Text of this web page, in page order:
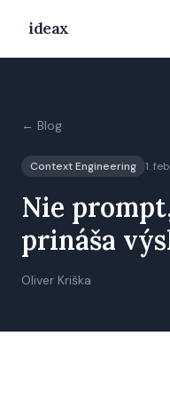
ideax
← Blog
Context Engineering 1.
Nie
prináša
Oliver Kriška